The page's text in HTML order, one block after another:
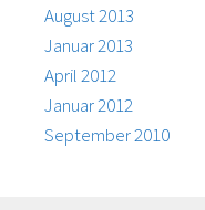
August 2013
Januar 2013
April 2012
Januar 2012
September 2010